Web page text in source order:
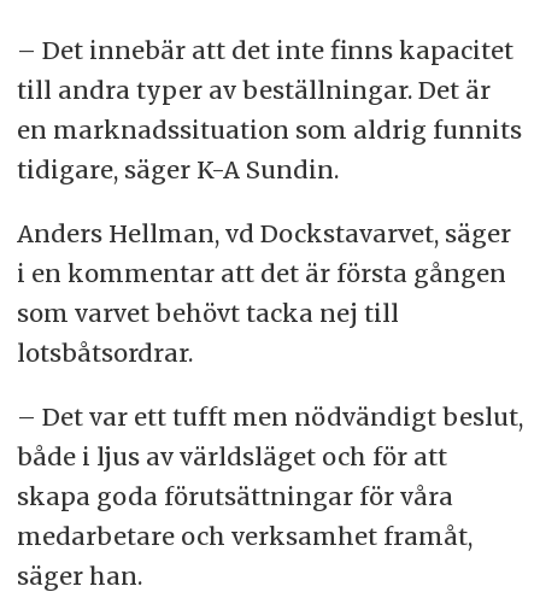
– Det innebär att det inte finns kapacitet
till andra typer av beställningar. Det är
en marknadssituation som aldrig funnits
tidigare, säger K-A Sundin.
Anders Hellman, vd Dockstavarvet, säger
i en kommentar att det är första gången
som varvet behövt tacka nej till
lotsbåtsordrar.
– Det var ett tufft men nödvändigt beslut,
både i ljus av världsläget och för att
skapa goda förutsättningar för våra
medarbetare och verksamhet framåt,
säger han.